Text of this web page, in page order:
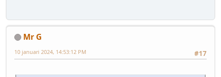
Mr G
#17
10 januari 2024, 14:53:12 PM